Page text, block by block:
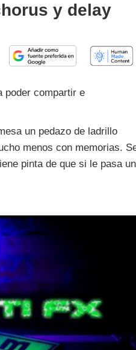
y delay
poder compartir e
un pedazo de ladrillo
menos con memorias.
pinta de que si le pasa un